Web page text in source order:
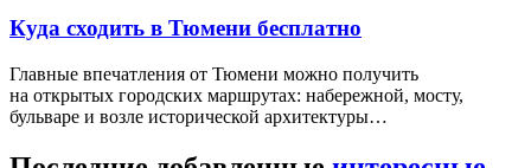
Куда сходить в Тюмени бесплатно
Главные впечатления от Тюмени можно получить
на открытых городских маршрутах: набережной, мосту,
бульваре и возле исторической архитектуры…